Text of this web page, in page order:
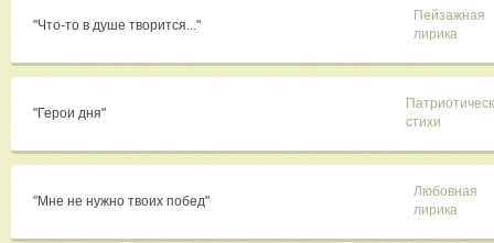
"Что-то в душе творится..."
Пейзажная
лирика
"Герои дня"
стихи
"Мне не нужно твоих побед"
Любовная
лирика